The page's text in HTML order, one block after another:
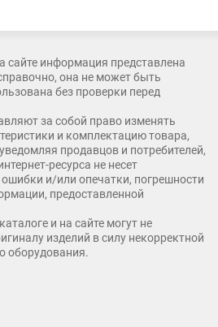
сайте информация представлена
она не может быть
без проверки перед
за собой право изменять
и комплектацию товара,
продавцов и потребителей,
ресурса не несет
ошибки и/или опечатки, погрешности
предоставленной
и на сайте могут не
изделий в силу некорректной
оборудования.